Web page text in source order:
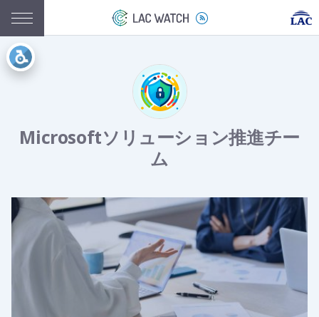
Microsoftソリューション推進チー
ム